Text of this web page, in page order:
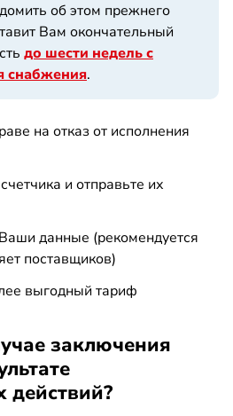
об этом прежнего
Вам окончательный
до шести недель с
снабжения.
на отказ от исполнения
и отправьте их
данные (рекомендуется
поставщиков)
выгодный тариф
заключения
действий?